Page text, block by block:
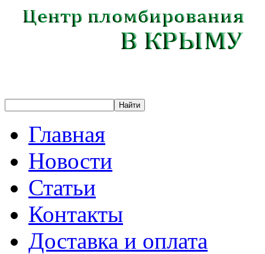
Главная
Новости
Статьи
Контакты
Доставка и оплата